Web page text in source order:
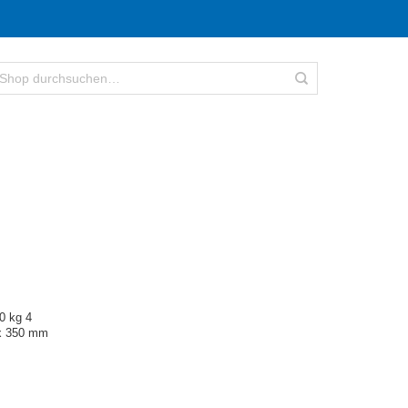
kg 4
350 mm